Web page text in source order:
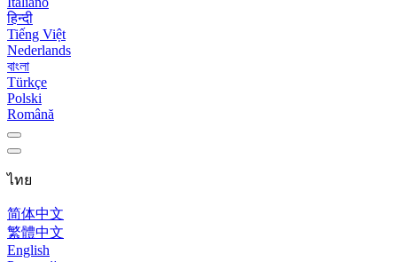
हिन्दी
Tiếng Việt
Nederlands
বাংলা
Türkçe
Polski
Română
ไทย
简体中文
繁體中文
English